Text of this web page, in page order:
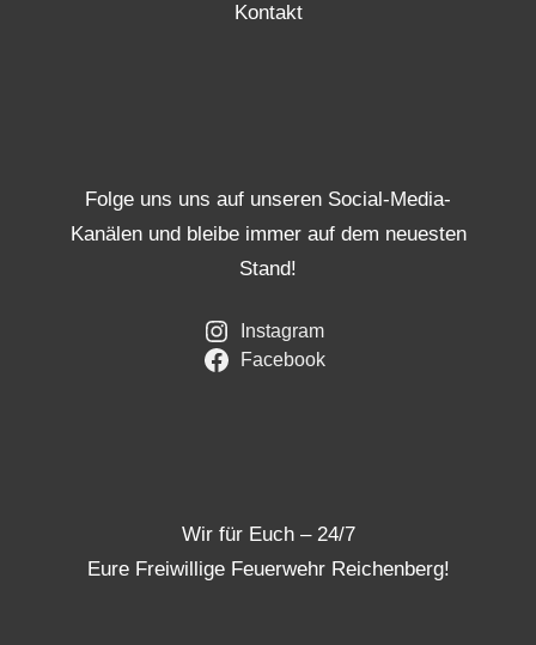
Kontakt
Folge uns uns auf unseren Social-Media-
Kanälen und bleibe immer auf dem neuesten
Stand!
Instagram
Facebook
Wir für Euch – 24/7
Eure Freiwillige Feuerwehr Reichenberg!